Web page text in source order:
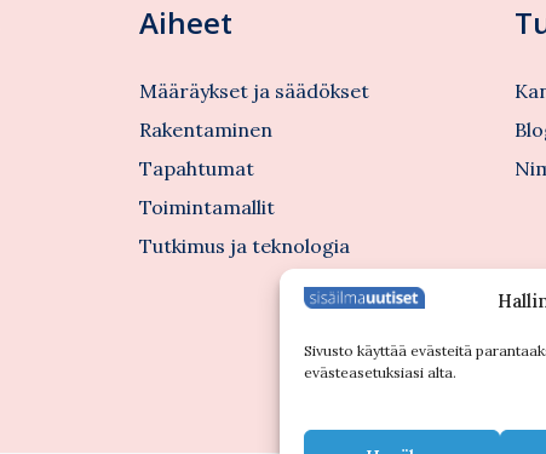
Sivusto käyttää evästeitä
evästeasetuksiasi alta.
Aiheet
Määräykset ja säädökset
Rakentaminen
Tapahtumat
Toimintamallit
Tutkimus ja teknologia